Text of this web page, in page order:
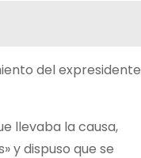
del expresidente
llevaba la causa,
y dispuso que se